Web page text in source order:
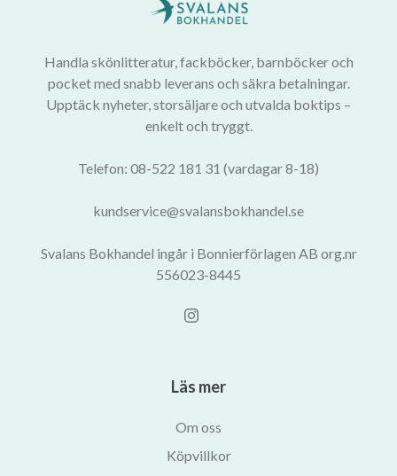
Handla skönlitteratur, fackböcker, barnböcker och
pocket med snabb leverans och säkra betalningar.
Upptäck nyheter, storsäljare och utvalda boktips –
enkelt och tryggt.
Telefon: 08-522 181 31 (vardagar 8-18)
kundservice@svalansbokhandel.se
Svalans Bokhandel ingår i Bonnierförlagen AB org.nr
556023-8445
Läs mer
Om oss
Köpvillkor